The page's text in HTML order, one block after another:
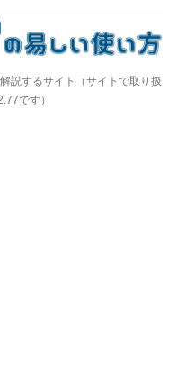
説するサイト（サイトで取り扱
です）